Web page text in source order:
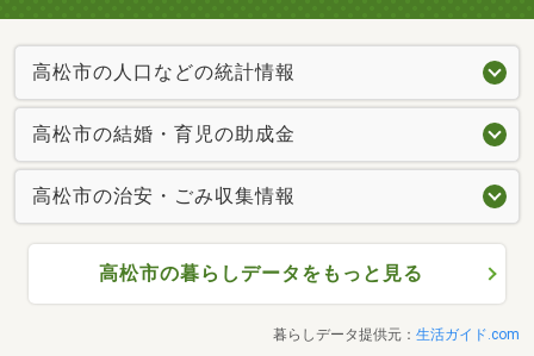
高松市の人口などの統計情報
高松市の結婚・育児の助成金
高松市の治安・ごみ収集情報
高松市の暮らしデータをもっと見る
暮らしデータ提供元： 生活ガイド.com